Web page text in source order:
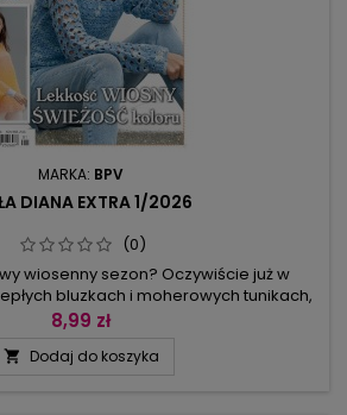
MARKA: BPV
DIANA EXTRA 1/2026
(0)
wiosenny sezon? Oczywiście już w
bluzkach i moherowych tunikach,
Euforię wywoła zielony żakiet w
sylwetkę, kolorowa długa i
8,99 zł
 Dodaj do koszyka